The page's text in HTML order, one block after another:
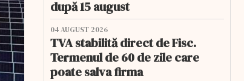
după 15 august
04 AUGUST 2026
TVA stabilită direct de Fisc.
Termenul de 60 de zile care
poate salva firma